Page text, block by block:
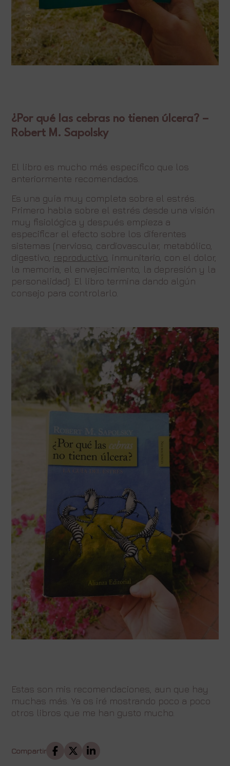
¿Por qué las cebras no tienen úlcera? –
Robert M. Sapolsky
El libro es mucho más específico que los
anteriormente recomendados.
Es una guía muy completa sobre el estrés.
Primero habla sobre el estrés desde una visión
muy fisiológica y después empieza a
especificar el efecto sobre los diferentes
sistemas (nervioso, cardiovascular, metabólico,
digestivo, reproductivo , inmunitario, con el dolor,
la memoria, el envejecimiento, la depresión y la
personalidad). El libro termina dando algún
consejo para controlarlo.
Estas son mis recomendaciones, aun que hay
muchas más. Ya os iré mostrando poco a poco
otros libros que me han gusto mucho.
Compartir